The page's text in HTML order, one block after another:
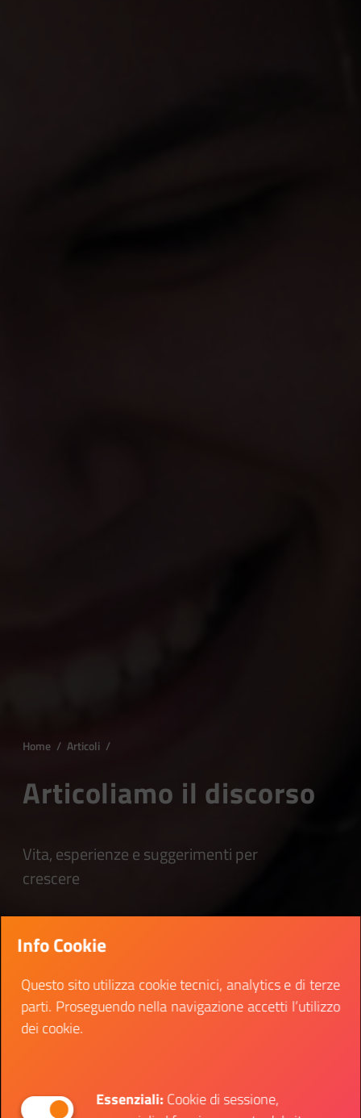
Home / Articoli /
Articoliamo il discorso
Vita, esperienze e suggerimenti per
crescere
Info Cookie
Questo sito utilizza cookie tecnici, analytics e di terze
parti. Proseguendo nella navigazione accetti l’utilizzo
dei cookie.
Essenziali:Cookie di sessione,